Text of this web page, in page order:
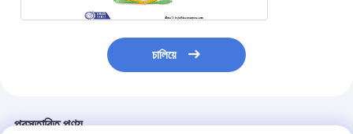
চালিয়ে
প্রস্তাবিত পণ্য